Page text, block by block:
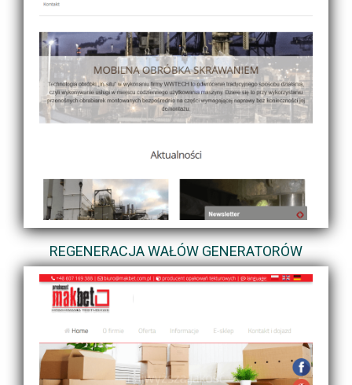
REGENERACJA WAŁÓW GENERATORÓW